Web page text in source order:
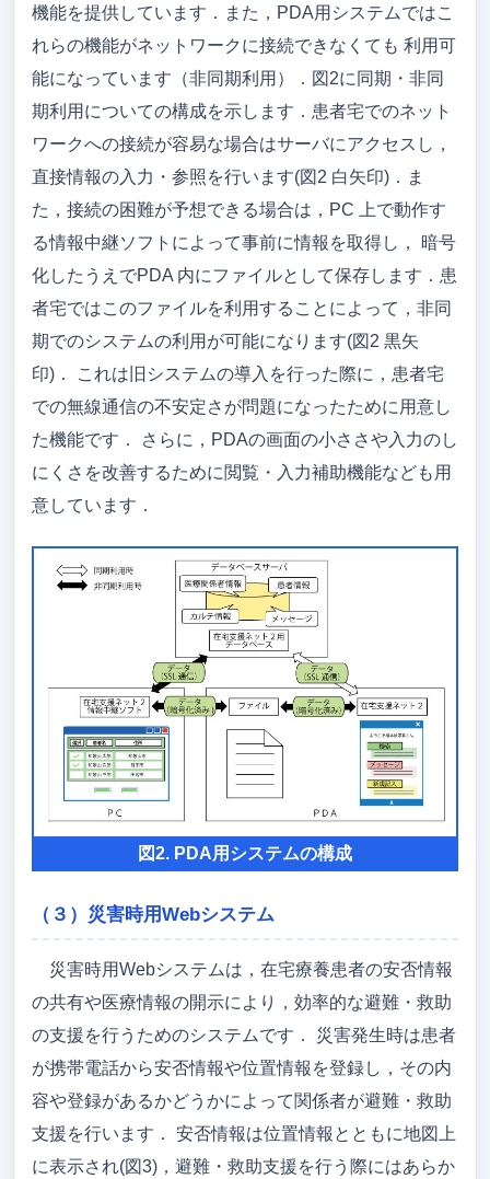
機能を提供しています．また，PDA用システムではこ
れらの機能がネットワークに接続できなくても 利用可
能になっています（非同期利用）．図2に同期・非同
期利用についての構成を示します．患者宅でのネット
ワークへの接続が容易な場合はサーバにアクセスし，
直接情報の入力・参照を行います(図2 白矢印)．ま
た，接続の困難が予想できる場合は，PC 上で動作す
る情報中継ソフトによって事前に情報を取得し， 暗号
化したうえでPDA 内にファイルとして保存します．患
者宅ではこのファイルを利用することによって，非同
期でのシステムの利用が可能になります(図2 黒矢
印)． これは旧システムの導入を行った際に，患者宅
での無線通信の不安定さが問題になったために用意し
た機能です． さらに，PDAの画面の小ささや入力のし
にくさを改善するために閲覧・入力補助機能なども用
意しています．
図2. PDA用システムの構成
（３）災害時用Webシステム
災害時用Webシステムは，在宅療養患者の安否情報
の共有や医療情報の開示により，効率的な避難・救助
の支援を行うためのシステムです． 災害発生時は患者
が携帯電話から安否情報や位置情報を登録し，その内
容や登録があるかどうかによって関係者が避難・救助
支援を行います． 安否情報は位置情報とともに地図上
に表示され(図3)，避難・救助支援を行う際にはあらか